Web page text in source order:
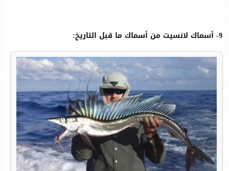
9- أسماك لانسيت من أسماك ما قبل التاريخ: